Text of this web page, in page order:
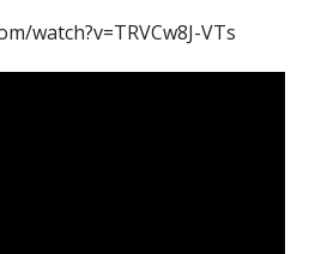
watch?v=TRVCw8J-VTs